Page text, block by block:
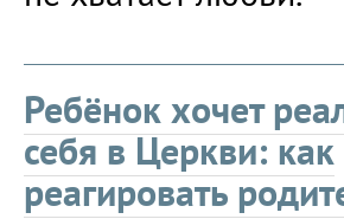
Ребёнок хочет
себя в Церкви: как
реагировать